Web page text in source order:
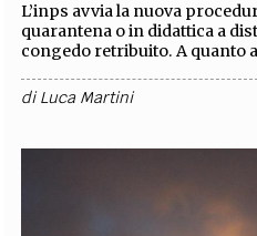
L’inps avvia la nuova
quarantena o in didattica a
congedo retribuito. A quanto
diLuca Martini